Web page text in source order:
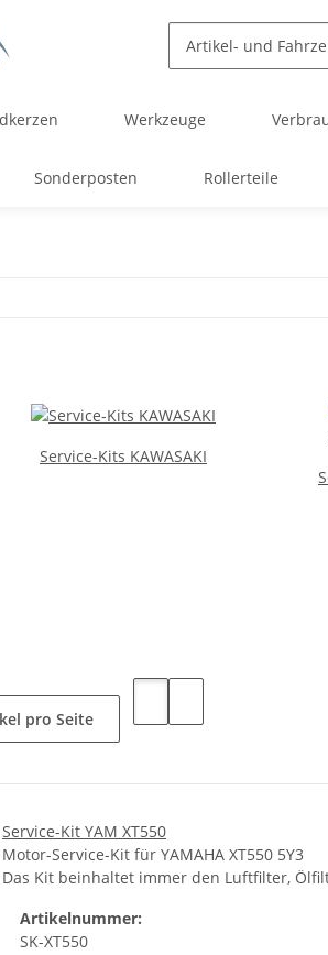
Werkzeuge
Sonderposten Rollerteile
Service-Kits KAWASAKI
pro Seite
Service-Kit YAM XT550
Motor-Service-Kit für YAMAHA XT550 5Y3
Das Kit beinhaltet immer den Luftfilter,
Artikelnummer:
SK-XT550